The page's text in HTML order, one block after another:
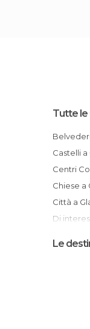
Tutte le
Castelli
Centri
Chiese
Città a
Di
Le